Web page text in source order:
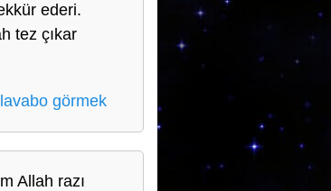
ederi.
tez çıkar
görmek
Allah razı